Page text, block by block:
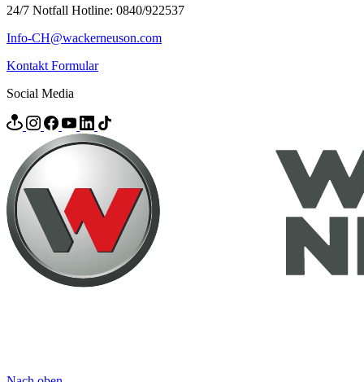
24/7 Notfall Hotline: 0840/922537
Info-CH@wackerneuson.com
Kontakt Formular
Social Media